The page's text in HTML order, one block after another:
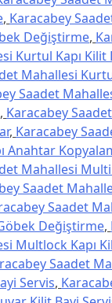
, Karacabey
Değiştirme,
Kurtul Kapı
Mahallesi
Saadet
, Karacabey
, Karacabey
Anahtar
Mahallesi
Saadet
Saadet
Değiştirme,
Multlock Kapı
Saadet
Servis,